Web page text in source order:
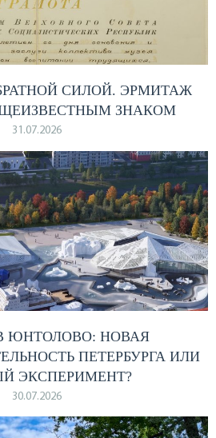
СИЛОЙ. ЭРМИТАЖ
ЗНАКОМ
31.07.2026
ЮНТОЛОВО: НОВАЯ
ПЕТЕРБУРГА ИЛИ
ЭКСПЕРИМЕНТ?
30.07.2026